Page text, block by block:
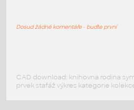
24" x 64" desk 3d
Dosud žádné komentáře - buďte první
CAD download: knihovna rodina
prvek stafáž výkres kategorie